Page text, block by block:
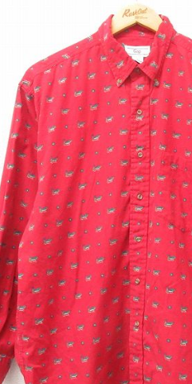
カーハ
アディ
リーバ
ア行 カ
ハ行
Search by
ジャケット
長袖シャツ